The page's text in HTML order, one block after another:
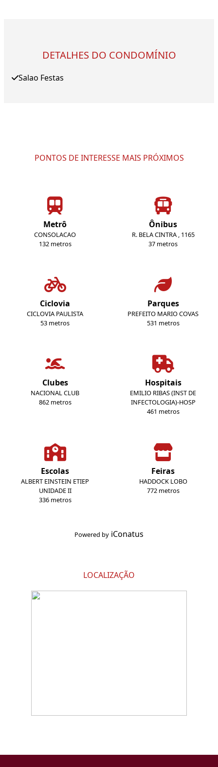
DETALHES DO CONDOMÍNIO
Salao Festas
PONTOS DE INTERESSE MAIS PRÓXIMOS
Metrô
CONSOLACAO
132 metros
Ônibus
R. BELA CINTRA , 1165
37 metros
Ciclovia
CICLOVIA PAULISTA
53 metros
Parques
PREFEITO MARIO COVAS
531 metros
Clubes
NACIONAL CLUB
862 metros
Hospitais
EMILIO RIBAS (INST DE
INFECTOLOGIA)-HOSP
461 metros
Escolas
ALBERT EINSTEIN ETIEP
UNIDADE II
336 metros
Feiras
HADDOCK LOBO
772 metros
Powered by iConatus
LOCALIZAÇÃO